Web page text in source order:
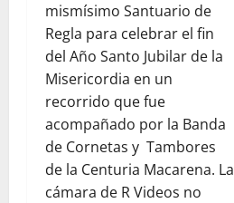
mismísimo Santuario de
Regla para celebrar el fin
del Año Santo Jubilar de la
Misericordia en un
recorrido que fue
acompañado por la Banda
de Cornetas y Tambores
de la Centuria Macarena. La
cámara de R Videos no